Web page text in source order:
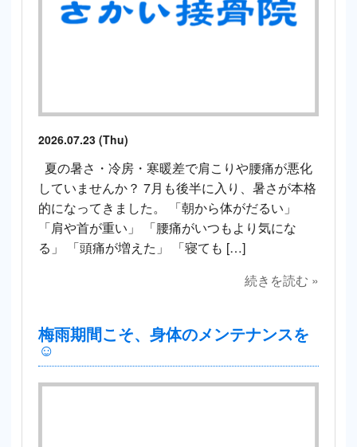
2026.07.23 (Thu)
夏の暑さ・冷房・寒暖差で肩こりや腰痛が悪化
していませんか？ 7月も後半に入り、暑さが本格
的になってきました。 「朝から体がだるい」
「肩や首が重い」 「腰痛がいつもより気にな
る」 「頭痛が増えた」 「寝ても […]
続きを読む »
梅雨期間こそ、身体のメンテナンスを
☺️